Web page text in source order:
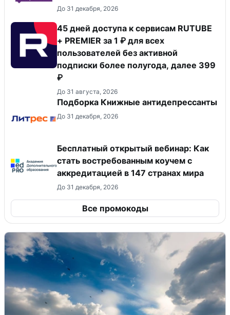
До 31 декабря, 2026
45 дней доступа к сервисам RUTUBE
+ PREMIER за 1 ₽ для всех
пользователей без активной
подписки более полугода, далее 399
₽
До 31 августа, 2026
Подборка Книжные антидепрессанты
До 31 декабря, 2026
Бесплатный открытый вебинар: Как
стать востребованным коучем с
аккредитацией в 147 странах мира
До 31 декабря, 2026
Все промокоды